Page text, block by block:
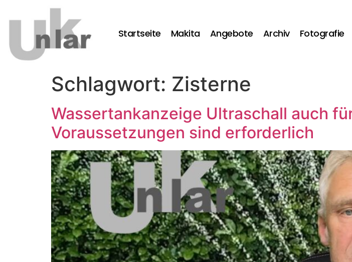
Startseite Makita Angebote Archiv Fotografie
Schlagwort: Zisterne
Wassertankanzeige Ultraschall auch
Voraussetzungen sind erforderlich